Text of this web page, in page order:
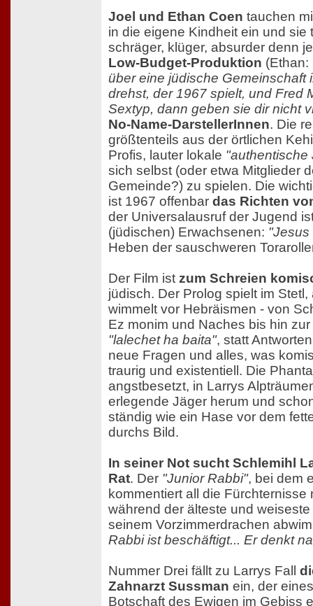
Joel und Ethan Coen tauchen
in die eigene Kindheit ein und sie
schräger, klüger, absurder denn
Low-Budget-Produktion (Ethan:
über eine jüdische Gemeinschaft
drehst, der 1967 spielt, und Fred
Sextyp, dann geben sie dir nicht
No-Name-DarstellerInnen. Die
größtenteils aus der örtlichen
Profis, lauter lokale "authentische
sich selbst (oder etwa Mitglieder
Gemeinde?) zu spielen. Die
ist 1967 offenbar das Richten
der Universalausruf der Jugend
(jüdischen) Erwachsenen: "Jesus
Heben der sauschweren
Der Film ist zum Schreien
jüdisch. Der Prolog spielt im
wimmelt vor Hebräismen - von
Ez monim und Naches bis hin
"lalechet ha baita", statt
neue Fragen und alles, was
traurig und existentiell. Die
angstbesetzt, in Larrys
erlegende Jäger herum und
ständig wie ein Hase vor dem
durchs Bild.
In seiner Not sucht Schlemihl
Rat. Der "Junior Rabbi", bei dem
kommentiert all die Fürchternisse
während der älteste und
seinem Vorzimmerdrachen
Rabbi ist beschäftigt... Er denkt
Nummer Drei fällt zu Larrys Fall
Zahnarzt Sussman ein, der
Botschaft des Ewigen im Gebiss